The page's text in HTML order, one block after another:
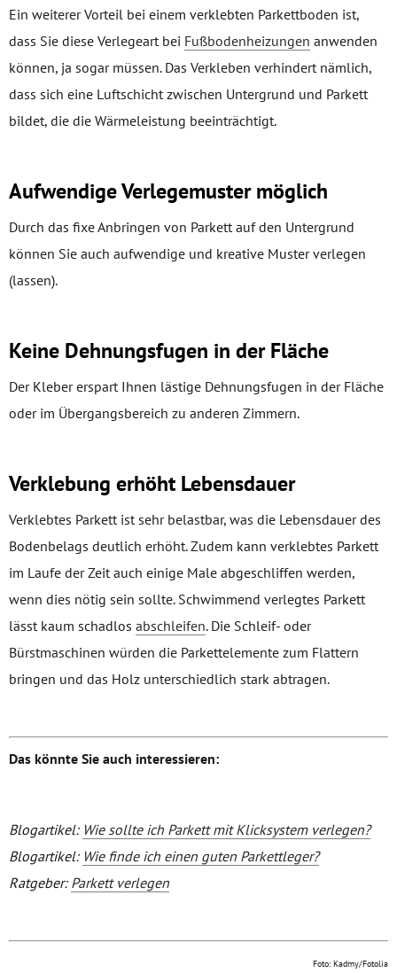
Ein weiterer Vorteil bei einem verklebten Parkettboden ist,
dass Sie diese Verlegeart bei Fußbodenheizungen anwenden
können, ja sogar müssen. Das Verkleben verhindert nämlich,
dass sich eine Luftschicht zwischen Untergrund und Parkett
bildet, die die Wärmeleistung beeinträchtigt.
Aufwendige Verlegemuster möglich
Durch das fixe Anbringen von Parkett auf den Untergrund
können Sie auch aufwendige und kreative Muster verlegen
(lassen).
Keine Dehnungsfugen in der Fläche
Der Kleber erspart Ihnen lästige Dehnungsfugen in der Fläche
oder im Übergangsbereich zu anderen Zimmern.
Verklebung erhöht Lebensdauer
Verklebtes Parkett ist sehr belastbar, was die Lebensdauer des
Bodenbelags deutlich erhöht. Zudem kann verklebtes Parkett
im Laufe der Zeit auch einige Male abgeschliffen werden,
wenn dies nötig sein sollte. Schwimmend verlegtes Parkett
lässt kaum schadlos abschleifen. Die Schleif- oder
Bürstmaschinen würden die Parkettelemente zum Flattern
bringen und das Holz unterschiedlich stark abtragen.
Das könnte Sie auch interessieren:
Blogartikel: Wie sollte ich Parkett mit Klicksystem verlegen?
Blogartikel: Wie finde ich einen guten Parkettleger?
Ratgeber: Parkett verlegen
Foto: Kadmy/Fotolia